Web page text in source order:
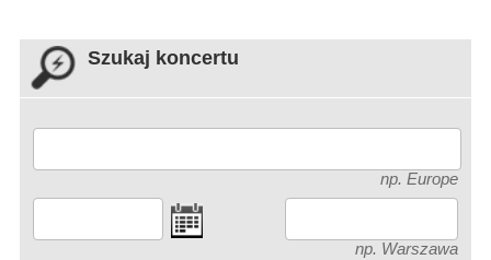
Szukaj koncertu
np. Europe
np. Warszawa